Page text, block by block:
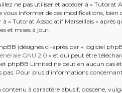
ne pas utiliser et accéder à «
vous informer de ces modifications,
« Tutorat Associatif Marseillais » après
et mises à jour.
(désignés ci-après par « logiciel
GNU 2.0 » et qui peut être
phpBB Limited ne peut en aucun cas
pas. Pour plus d’informations
contenu à caractère abusif, obscène,